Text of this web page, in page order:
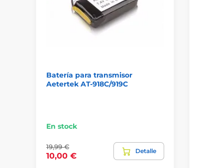
Batería para transmisor
Aetertek AT-918C/919C
En stock
19,99 €
10,00 €
Detalle